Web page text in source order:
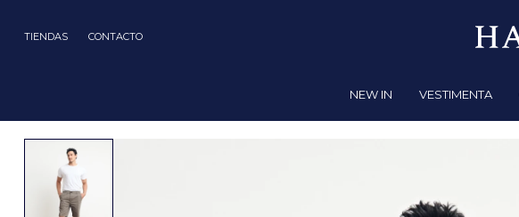
TIENDAS CONTACTO
NEW IN VESTIMENTA